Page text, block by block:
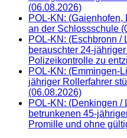
(06.08.2026)
POL-KN: (Gaienhofen,
an der Schlossschule
POL-KN: (Eschbronn /
berauschter 24-
Polizeikontrolle zu
POL-KN: (Emmingen-
jähriger Rollerfahrer
(06.08.2026)
POL-KN: (Denkingen /
betrunkenen 45-
Promille und ohne